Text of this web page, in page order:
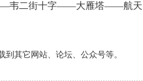
韦二街十字——大雁塔——航
其它网站、论坛、公众号等。